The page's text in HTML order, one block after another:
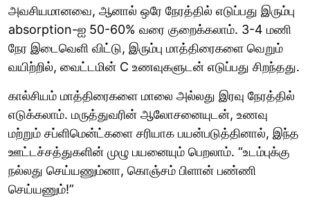
அவசியமானவை, ஆனால் ஒரே நேரத்தில் எடுப்பது இரும்பு
absorption-ஐ 50-60% வரை குறைக்கலாம். 3-4 மணி
நேர இடைவெளி விட்டு, இரும்பு மாத்திரைகளை வெறும்
வயிற்றில், வைட்டமின் C உணவுகளுடன் எடுப்பது சிறந்தது.
கால்சியம் மாத்திரைகளை மாலை அல்லது இரவு நேரத்தில்
எடுக்கலாம். மருத்துவரின் ஆலோசனையுடன், உணவு
மற்றும் சப்ளிமென்ட்களை சரியாக பயன்படுத்தினால், இந்த
ஊட்டச்சத்துகளின் முழு பயனையும் பெறலாம். “உடம்புக்கு
நல்லது செய்யணும்னா, கொஞ்சம் பிளான் பண்ணி
செய்யணும்!”